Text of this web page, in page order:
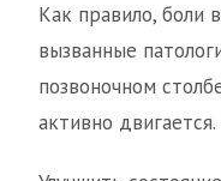
Как правило, боли
вызванные
позвоночном
активно двигается.